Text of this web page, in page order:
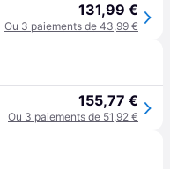
131,99 €
Ou 3 paiements de 43,99 €
155,77 €
Ou 3 paiements de 51,92 €